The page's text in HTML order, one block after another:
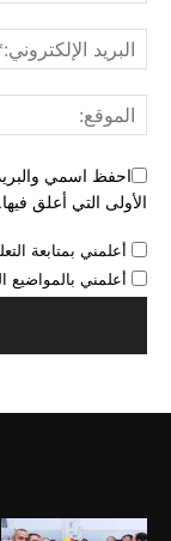
احفظ اسمي
الأولى التي أعلق فيها.
أعلمني بمتابعة
أعلمني بالمواضيع